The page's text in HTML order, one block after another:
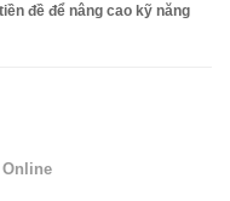
đề để nâng cao kỹ năng
Online